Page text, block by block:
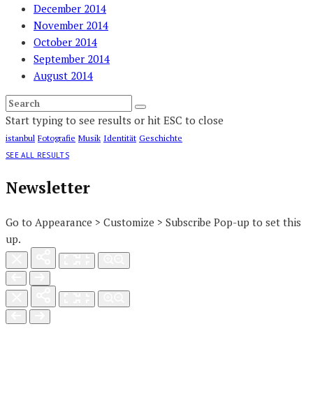
December 2014
November 2014
October 2014
September 2014
August 2014
Start typing to see results or hit ESC to close
istanbul Fotografie Musik Identität Geschichte
SEE ALL RESULTS
Newsletter
Go to Appearance > Customize > Subscribe Pop-up to set this
up.